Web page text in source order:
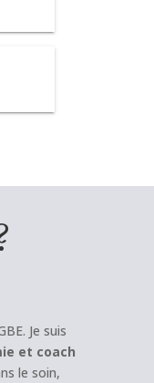
Je suis
et coach
le soin,